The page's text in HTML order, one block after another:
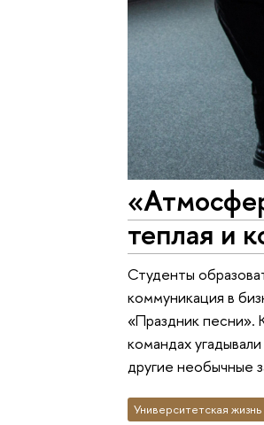
теплая и
Студенты
коммуникация в
«Праздник песни».
командах
другие необычные
Университетская жизнь